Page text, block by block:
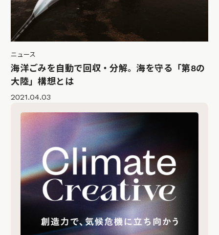
ニュース
海洋ごみを自動で回収・分解。海を守る「第8の
大陸」構想とは
2021.04.03